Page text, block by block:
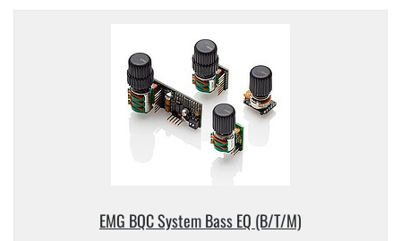
EMG BQC System Bass EQ (B/​T/M)